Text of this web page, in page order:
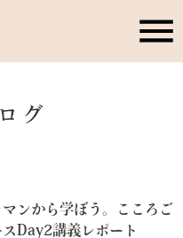
ンとは
ベント
ンから学ぼう。こころご
Day2講義レポート